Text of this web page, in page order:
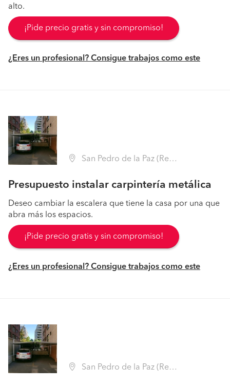
alto.
¡Pide precio gratis y sin compromiso!
¿Eres un profesional? Consigue trabajos como este
San Pedro de la Paz (Región VIII Biobío - Concepción)
Presupuesto instalar carpintería metálica
Deseo cambiar la escalera que tiene la casa por una que
abra más los espacios.
¡Pide precio gratis y sin compromiso!
¿Eres un profesional? Consigue trabajos como este
San Pedro de la Paz (Región VIII Biobío - Concepción)